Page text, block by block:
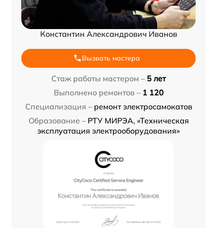
Константин Александрович Иванов
Вызвать мастера
Стаж работы мастером – 5 лет
Выполнено ремонтов – 1 120
Специализация – ремонт электросамокатов
Образование – РТУ МИРЭА, «Техническая
эксплуатация электрооборудования»